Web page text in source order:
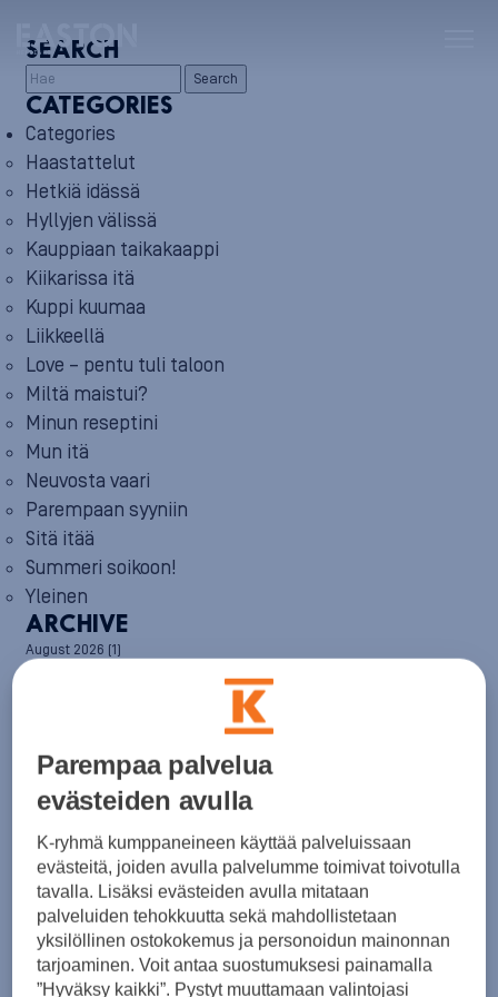
SEARCH
Search
CATEGORIES
Categories
Haastattelut
Hetkiä idässä
Hyllyjen välissä
Kauppiaan taikakaappi
Kiikarissa itä
Kuppi kuumaa
Liikkeellä
Love – pentu tuli taloon
Miltä maistui?
Minun reseptini
Mun itä
Neuvosta vaari
Parempaan syyniin
Sitä itää
Summeri soikoon!
Yleinen
ARCHIVE
August 2026 (1)
March 2026(8)
(5)
January 2026(6)
November 2025(7)
October 2025(8)
September 2025(5)
August 2025(6)
July 2025(7)
June 2025(7)
May 2025(6)
Parempaa palvelua
evästeiden avulla
K-ryhmä kumppaneineen käyttää palveluissaan
evästeitä, joiden avulla palvelumme toimivat toivotulla
tavalla. Lisäksi evästeiden avulla mitataan
palveluiden tehokkuutta sekä mahdollistetaan
yksilöllinen ostokokemus ja personoidun mainonnan
tarjoaminen. Voit antaa suostumuksesi painamalla
”Hyväksy kaikki”. Pystyt muuttamaan valintojasi